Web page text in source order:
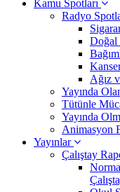
Kamu Spotları
Radyo
Doğal
Ağız
Yayında
Tütünle
Yayında
Animasyon
Yayınlar
Çalıştay